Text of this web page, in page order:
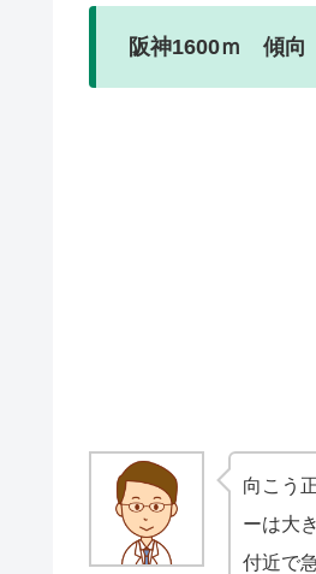
阪神1600ｍ 傾向
向こう
ーは大
付近で